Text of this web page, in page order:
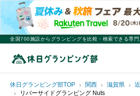
全国700施設からグランピングを比較・検索できる専門
休日グランピング部TOP 関西 滋賀県
リバーサイドグランピング Nuts